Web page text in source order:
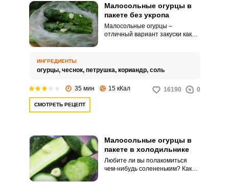
Малосольные огурцы в
пакете без укропа
Малосольные огурцы –
отличный вариант закуски как
предлагается простой рецепт
приготовления малосольных
ИНГРЕДИЕНТЫ
огурцы, чеснок, петрушка, кориандр, соль
35 мин 15 кКал 16190 0
СМОТРЕТЬ РЕЦЕПТ
Малосольные огурцы в
пакете в холодильнике
Любите ли вы полакомиться
чем-нибудь солененьким? Как